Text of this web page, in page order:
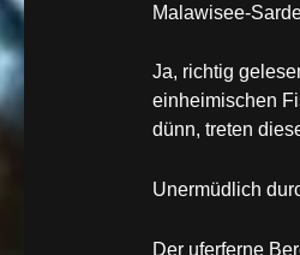
Malawisee-
Ja, richtig
einheimischen
dünn, treten
Unermüdlich
Der uferferne